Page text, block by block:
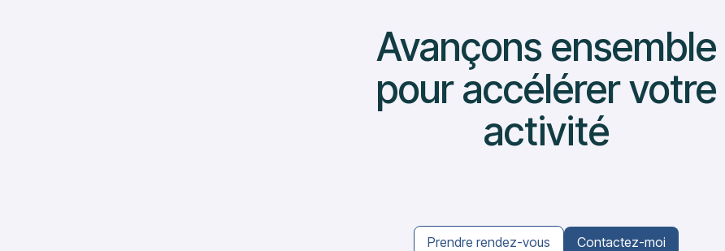
Avançons ensemble
pour accélérer votre
activité
Prendre rendez-vous Contactez-moi